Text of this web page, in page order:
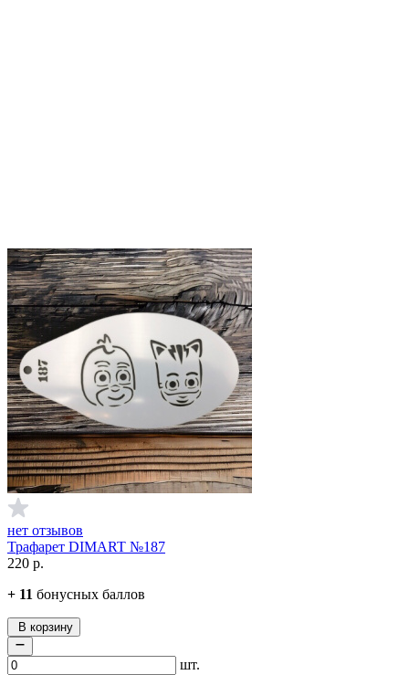
нет отзывов
Трафарет DIMART №187
220 р.
+ 11 бонусных баллов
В корзину
шт.